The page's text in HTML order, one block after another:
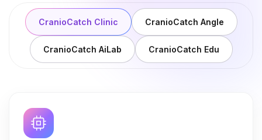
CranioCatch Clinic CranioCatch Angle
CranioCatch AiLab CranioCatch Edu